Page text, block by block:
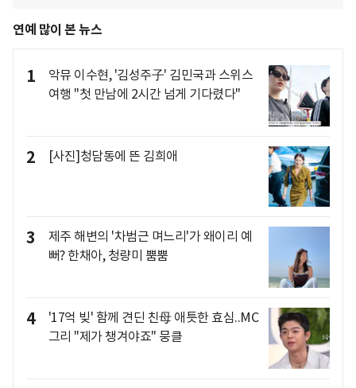
연예 많이 본 뉴스
1
악뮤 이수현, '김성주子' 김민국과 스위스
여행 "첫 만남에 2시간 넘게 기다렸다"
2 [사진]청담동에 뜬 김희애
3
제주 해변의 '차범근 며느리'가 왜이리 예
뻐? 한채아, 청량미 뿜뿜
4
'17억 빚' 함께 견딘 친母 애틋한 효심..MC
그리 "제가 챙겨야죠" 뭉클